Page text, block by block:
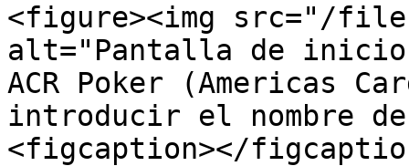
<figure><img src="/files/
alt="Pantalla de
ACR Poker (Americas
introducir el nombre
<figcaption></